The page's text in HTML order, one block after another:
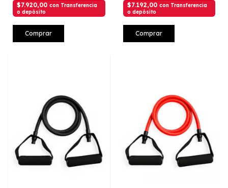
$7.920,00 con Transferencia
o depósito
Comprar
$7.192,00 con Transferencia
o depósito
Comprar